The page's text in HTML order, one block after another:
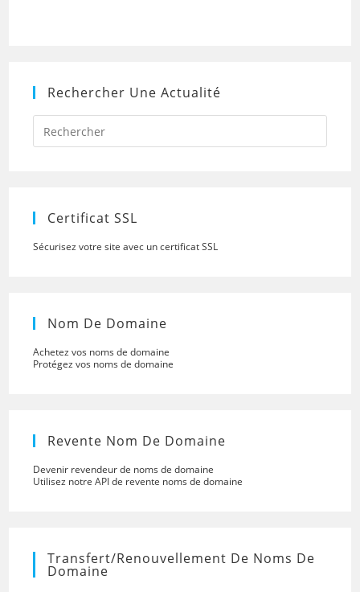
Rechercher Une Actualité
Press
to
Certificat SSL
Sécurisez votre site avec un certificat SSL
Nom De Domaine
Achetez vos noms de domaine
Protégez vos noms de domaine
Revente Nom De Domaine
Devenir revendeur de noms de domaine
Utilisez notre API de revente noms de domaine
Transfert/renouvellement De Noms De
Domaine